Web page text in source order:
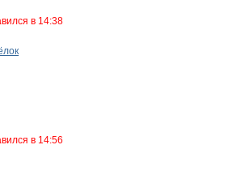
в 14:38
в 14:56